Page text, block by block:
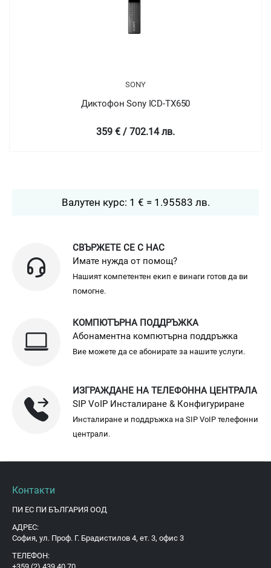
SONY
Диктофон Sony ICD-TX650
359 € / 702.14 лв.
Валутен курс: 1 € = 1.95583 лв.
СВЪРЖЕТЕ СЕ С НАС
Имате нужда от помощ?
Нашият компетентен екип е винаги готов да ви
помогне.
КОМПЮТЪРНА ПОДДРЪЖКА
Абонаментна компютърна поддръжка
Вие можете да се абонирате за нашите услуги.
ИЗГРАЖДАНЕ НА ТЕЛЕФОННА ЦЕНТРАЛА
SIP VoIP Инсталиране & Конфигуриране
Инсталиране и поддръжка на SIP VoIP телефонни
централи.
Контакти
ПИ ЕС ПИ БЪЛГАРИЯ ООД
АДРЕС:
София, ул. Проф. Г. Брадистилов 4, ет. 3, офис 3
ТЕЛЕФОН: